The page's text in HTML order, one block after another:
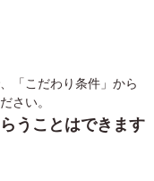
「こだわり条件」から
さい。
うことはできます